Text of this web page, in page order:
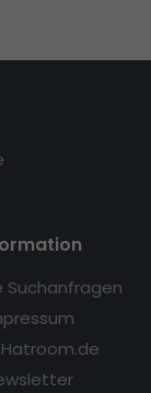
Suchanfragen